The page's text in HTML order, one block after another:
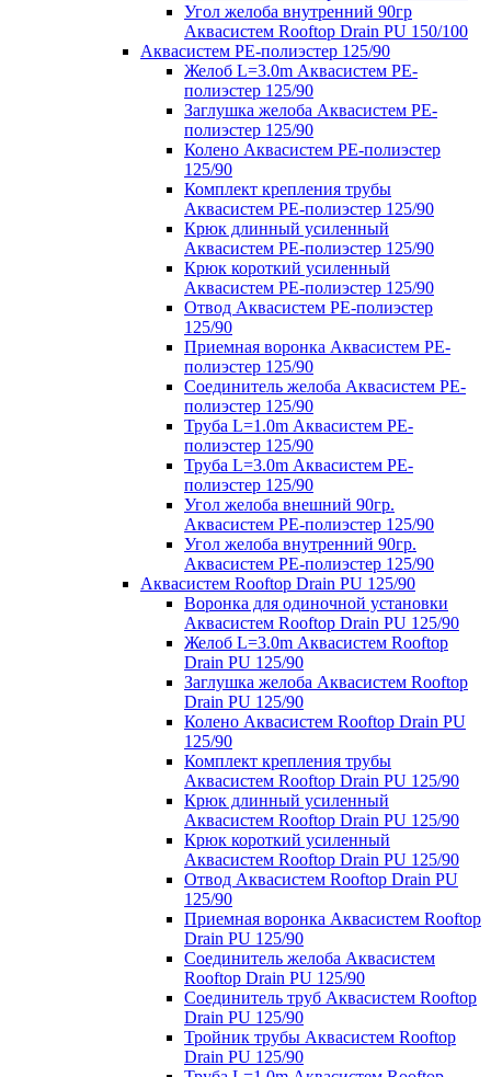
Угол желоба внутренний 90гр
Аквасистем Rooftop Drain PU 150/100
Аквасистем PE-полиэстер 125/90
Желоб L=3.0m Аквасистем PE-
полиэстер 125/90
Заглушка желоба Аквасистем PE-
полиэстер 125/90
Колено Аквасистем PE-полиэстер
125/90
Комплект крепления трубы
Аквасистем PE-полиэстер 125/90
Крюк длинный усиленный
Аквасистем PE-полиэстер 125/90
Крюк короткий усиленный
Аквасистем PE-полиэстер 125/90
Отвод Аквасистем РЕ-полиэстер
125/90
Приемная воронка Аквасистем PE-
полиэстер 125/90
Соединитель желоба Аквасистем PE-
полиэстер 125/90
Труба L=1.0m Аквасистем PE-
полиэстер 125/90
Труба L=3.0m Аквасистем PE-
полиэстер 125/90
Угол желоба внешний 90гр.
Аквасистем PE-полиэстер 125/90
Угол желоба внутренний 90гр.
Аквасистем PE-полиэстер 125/90
Аквасистем Rooftop Drain PU 125/90
Воронка для одиночной установки
Аквасистем Rooftop Drain PU 125/90
Желоб L=3.0m Аквасистем Rooftop
Drain PU 125/90
Заглушка желоба Аквасистем Rooftop
Drain PU 125/90
Колено Аквасистем Rooftop Drain PU
125/90
Комплект крепления трубы
Аквасистем Rooftop Drain PU 125/90
Крюк длинный усиленный
Аквасистем Rooftop Drain PU 125/90
Крюк короткий усиленный
Аквасистем Rooftop Drain PU 125/90
Отвод Аквасистем Rooftop Drain PU
125/90
Приемная воронка Аквасистем Rooftop
Drain PU 125/90
Соединитель желоба Аквасистем
Rooftop Drain PU 125/90
Соединитель труб Аквасистем Rooftop
Drain PU 125/90
Тройник трубы Аквасистем Rooftop
Drain PU 125/90